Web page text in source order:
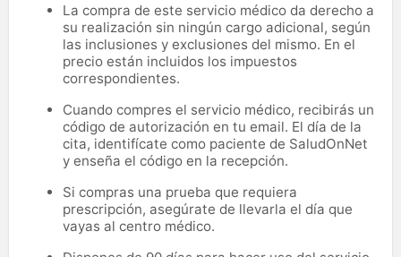
La compra de este servicio médico da derecho a
su realización sin ningún cargo adicional, según
las inclusiones y exclusiones del mismo. En el
precio están incluidos los impuestos
correspondientes.
Cuando compres el servicio médico, recibirás un
código de autorización en tu email. El día de la
cita, identifícate como paciente de SaludOnNet
y enseña el código en la recepción.
Si compras una prueba que requiera
prescripción, asegúrate de llevarla el día que
vayas al centro médico.